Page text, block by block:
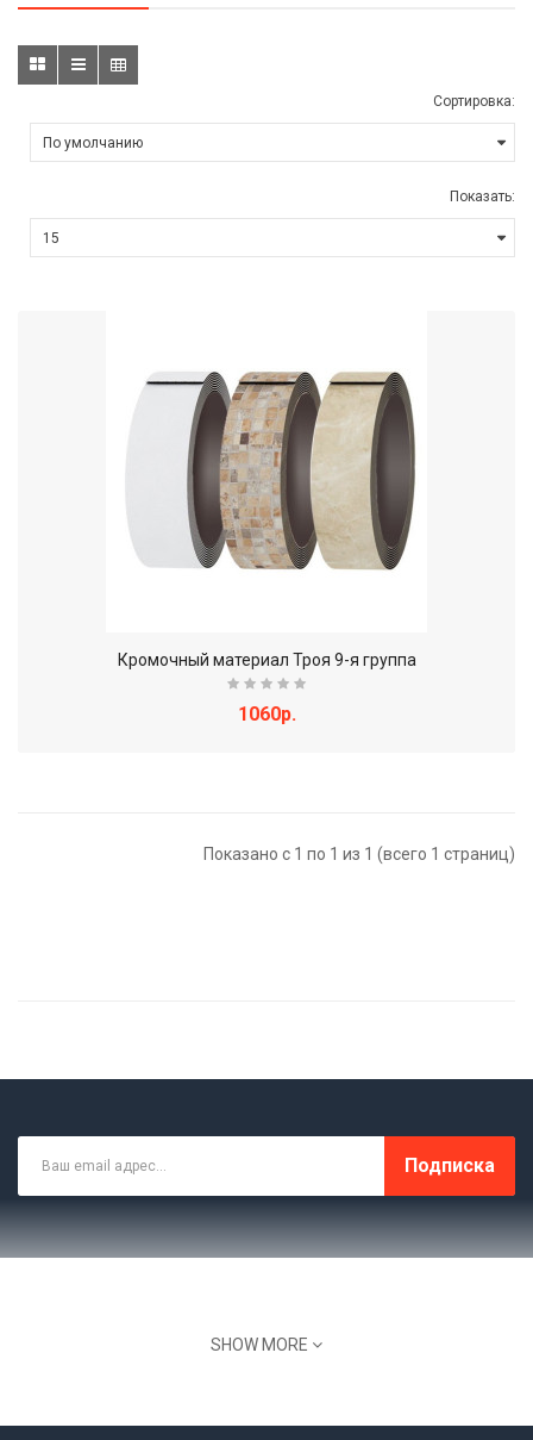
Сортировка:
Показать:
Кромочный материал Троя 9-я группа
1060р.
Показано с 1 по 1 из 1 (всего 1 страниц)
Подписка
SHOW MORE